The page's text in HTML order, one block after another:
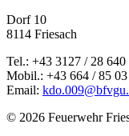
Dorf 10
8114 Friesach
Tel.: +43 3127 / 28 640
Mobil.: +43 664 / 85
Email:
© 2026 Feuerwehr